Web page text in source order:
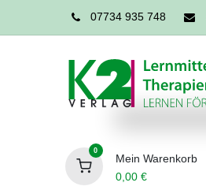
07734 935 748
0
Mein Warenkorb
0,00€